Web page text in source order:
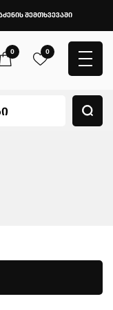
შემთხვევაში
0 0